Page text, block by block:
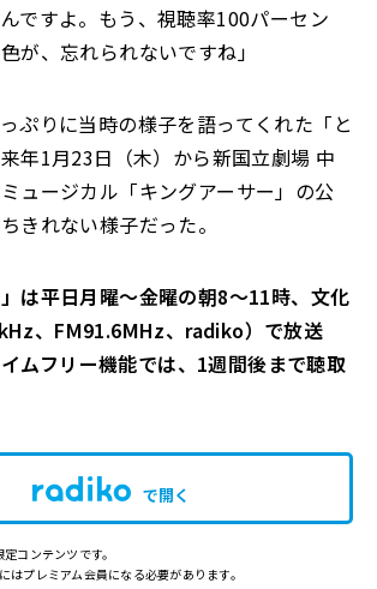
ですよ。もう、視聴率100パーセン
が、忘れられないですね」
ぷりに当時の様子を語ってくれた「と
年1月23日（木）から新国立劇場 中
ュージカル「キングアーサー」の公
きれない様子だった。
」は平日月曜～金曜の朝8～11時、文化
、FM91.6MHz、radiko）で放送
ムフリー機能では、1週間後まで聴取
で開く
コンテンツです。
プレミアム会員になる必要があります。